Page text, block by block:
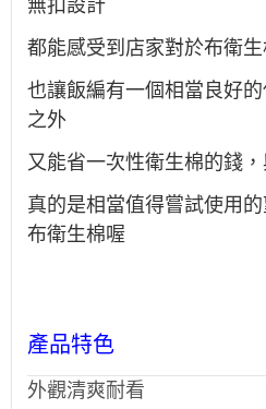
無扣設計
都能感受到店家對於布衛
也讓飯編有一個相當良好
之外
又能省一次性衛生棉的錢
真的是相當值得嘗試使用
布衛生棉喔
產品特色
外觀清爽耐看